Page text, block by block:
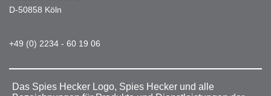
D-50858 Köln
+49 (0) 2234 - 60 19 06
Das Spies Hecker Logo, Spies Hecker und alle